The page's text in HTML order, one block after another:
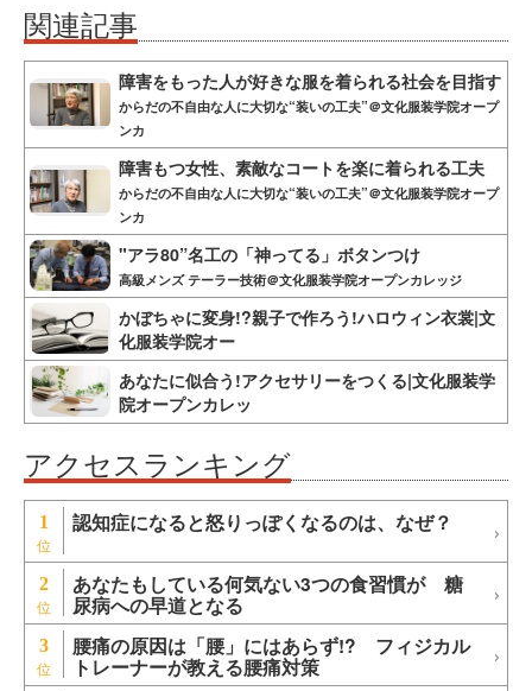
関連記事
障害をもった人が好きな服を着られる社会を目指す
からだの不自由な人に大切な“装いの工夫”＠文化服装学院オープ
ンカ
障害もつ女性、素敵なコートを楽に着られる工夫
からだの不自由な人に大切な“装いの工夫”＠文化服装学院オープ
ンカ
"アラ80”名工の「神ってる」ボタンつけ
高級メンズ テーラー技術＠文化服装学院オープンカレッジ
かぼちゃに変身!?親子で作ろう!ハロウィン衣裳|文
化服装学院オー
あなたに似合う!アクセサリーをつくる|文化服装学
院オープンカレッ
アクセスランキング
1 認知症になると怒りっぽくなるのは、なぜ？
2 あなたもしている何気ない3つの食習慣が 糖
尿病への早道となる
3 腰痛の原因は「腰」にはあらず!? フィジカル
トレーナーが教える腰痛対策